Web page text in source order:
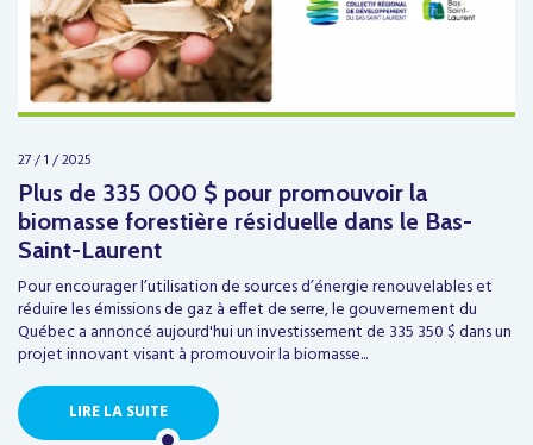
27 / 1 / 2025
Plus de 335 000 $ pour promouvoir la
biomasse forestière résiduelle dans le Bas-
Saint-Laurent
Pour encourager l’utilisation de sources d’énergie renouvelables et
réduire les émissions de gaz à effet de serre, le gouvernement du
Québec a annoncé aujourd'hui un investissement de 335 350 $ dans un
projet innovant visant à promouvoir la biomasse...
LIRE LA SUITE